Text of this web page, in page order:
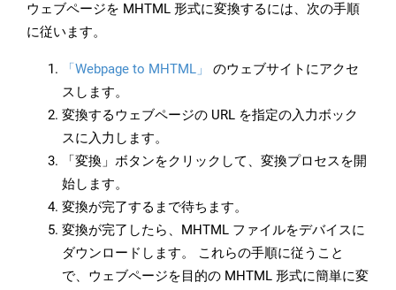
ウェブページを MHTML 形式に変換するには、次の手順
に従います。
「Webpage to MHTML」
のウェブサイトにアクセ
スします。
変換するウェブページの URL を指定の入力ボック
スに入力します。
「変換」ボタンをクリックして、変換プロセスを開
始します。
変換が完了するまで待ちます。
変換が完了したら、MHTML ファイルをデバイスに
ダウンロードします。 これらの手順に従うこと
で、ウェブページを目的の MHTML 形式に簡単に変